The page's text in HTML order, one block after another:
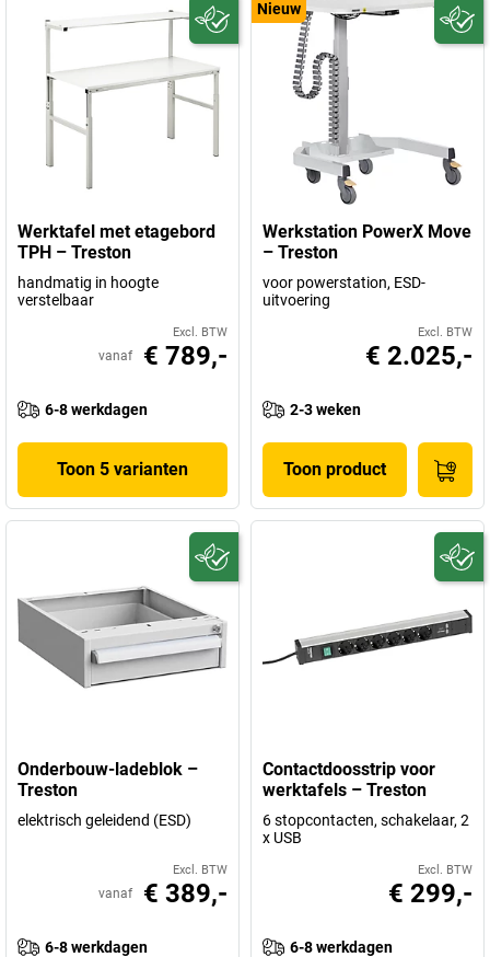
Werktafel met etagebord
TPH – Treston
handmatig in hoogte
verstelbaar
Excl. BTW
vanaf € 789,-
6-8 werkdagen
Toon 5 varianten
Nieuw
Werkstation PowerX Move
– Treston
voor powerstation, ESD-
uitvoering
Excl. BTW
€ 2.025,-
2-3 weken
Toon product
Onderbouw-ladeblok –
Treston
elektrisch geleidend (ESD)
Excl. BTW
vanaf € 389,-
6-8 werkdagen
Contactdoosstrip voor
werktafels – Treston
6 stopcontacten, schakelaar, 2
x USB
Excl. BTW
€ 299,-
6-8 werkdagen